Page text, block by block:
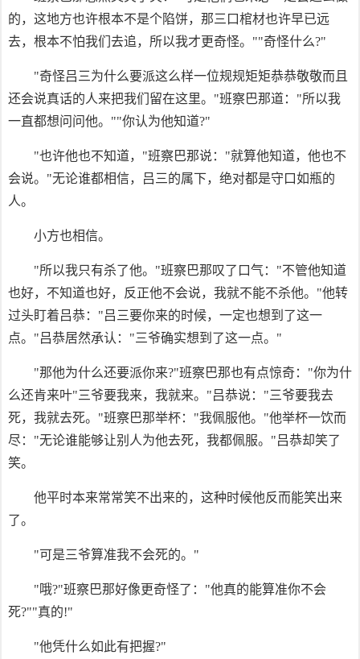
的，这地方也许根本不是个陷饼，那三口棺材也许早已远
去，根本不怕我们去追，所以我才更奇怪。""奇怪什么?"
"奇怪吕三为什么要派这么样一位规规矩矩恭恭敬敬而且
还会说真话的人来把我们留在这里。"班察巴那道："所以我
一直都想问问他。""你认为他知道?"
"也许他也不知道，"班察巴那说："就算他知道，他也不
会说。"无论谁都相信，吕三的属下，绝对都是守口如瓶的
人。
小方也相信。
"所以我只有杀了他。"班察巴那叹了口气："不管他知道
也好，不知道也好，反正他不会说，我就不能不杀他。"他转
过头盯着吕恭："吕三要你来的时候，一定也想到了这一
点。"吕恭居然承认："三爷确实想到了这一点。"
"那他为什么还要派你来?"班察巴那也有点惊奇："你为什
么还肯来叶"三爷要我来，我就来。"吕恭说："三爷要我去
死，我就去死。"班察巴那举杯："我佩服他。"他举杯一饮而
尽："无论谁能够让别人为他去死，我都佩服。"吕恭却笑了
笑。
他平时本来常常笑不出来的，这种时候他反而能笑出来
了。
"可是三爷算准我不会死的。"
"哦?"班察巴那好像更奇怪了："他真的能算准你不会
死?""真的!"
"他凭什么如此有把握?"